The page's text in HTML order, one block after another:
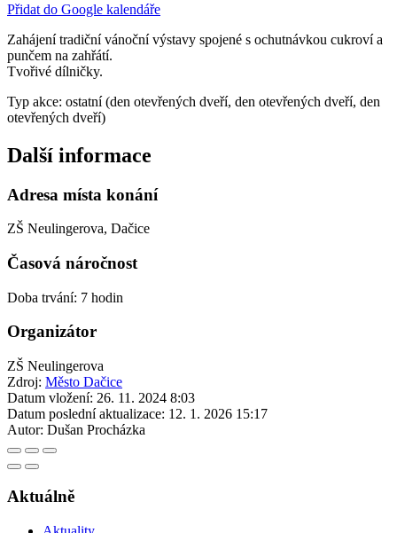
Přidat do Google kalendáře
Zahájení tradiční vánoční výstavy spojené s ochutnávkou cukroví a
punčem na zahřátí.
Tvořivé dílničky.
Typ akce: ostatní (den otevřených dveří, den otevřených dveří, den
otevřených dveří)
Další informace
Adresa místa konání
ZŠ Neulingerova, Dačice
Časová náročnost
Doba trvání: 7 hodin
Organizátor
ZŠ Neulingerova
Zdroj: Město Dačice
Datum vložení: 26. 11. 2024 8:03
Datum poslední aktualizace: 12. 1. 2026 15:17
Autor: Dušan Procházka
Aktuálně